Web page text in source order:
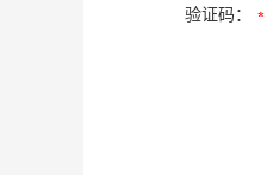
验证码：